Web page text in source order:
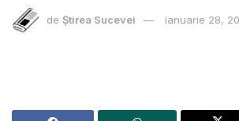
de Știrea Sucevei ianuarie 28,